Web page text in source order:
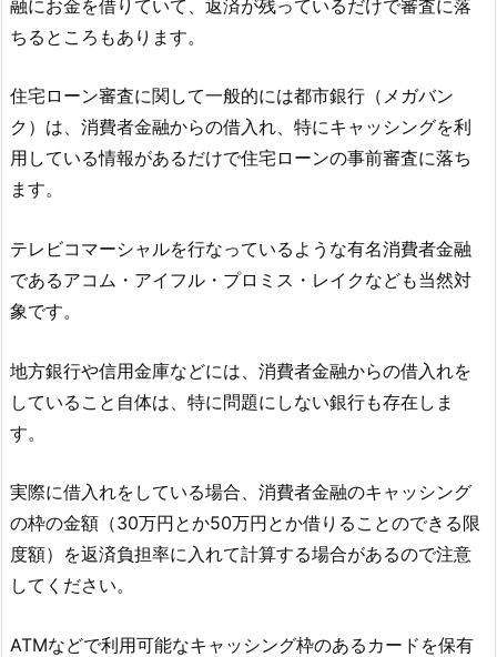
融にお金を借りていて、返済が残っているだけで審査に落
ちるところもあります。
住宅ローン審査に関して一般的には都市銀行（メガバン
ク）は、消費者金融からの借入れ、特にキャッシングを利
用している情報があるだけで住宅ローンの事前審査に落ち
ます。
テレビコマーシャルを行なっているような有名消費者金融
であるアコム・アイフル・プロミス・レイクなども当然対
象です。
地方銀行や信用金庫などには、消費者金融からの借入れを
していること自体は、特に問題にしない銀行も存在しま
す。
実際に借入れをしている場合、消費者金融のキャッシング
の枠の金額（30万円とか50万円とか借りることのできる限
度額）を返済負担率に入れて計算する場合があるので注意
してください。
ATMなどで利用可能なキャッシング枠のあるカードを保有